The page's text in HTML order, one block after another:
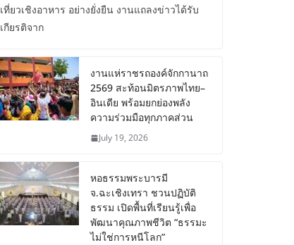
เที่ยวเชิงอาหาร อย่างยั่งยืน งานแถลงข่าวได้รับ
เกียรติจาก
งานแห่ราชรถองค์จักกานาถ
2569 สะท้อนมิตรภาพไทย–
อินเดีย พร้อมยกย่องพลัง
ความร่วมมือทุกภาคส่วน
July 19, 2026
หอธรรมพระบารมี
จ.ฉะเชิงเทรา ชวนปฏิบัติ
ธรรม เปิดพื้นที่เรียนรู้เพื่อ
พัฒนาคุณภาพชีวิต “ธรรมะ
ไม่ใช่การหนีโลก”